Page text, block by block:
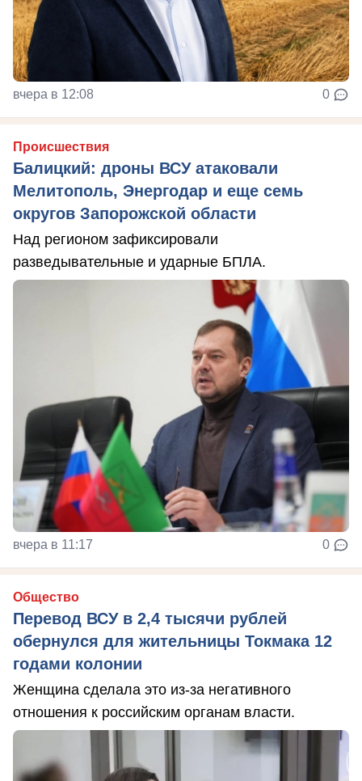
вчера в 12:08 0
Происшествия
Балицкий: дроны ВСУ атаковали
Мелитополь, Энергодар и еще семь
округов Запорожской области
Над регионом зафиксировали
разведывательные и ударные БПЛА.
вчера в 11:17 0
Общество
Перевод ВСУ в 2,4 тысячи рублей
обернулся для жительницы Токмака 12
годами колонии
Женщина сделала это из-за негативного
отношения к российским органам власти.